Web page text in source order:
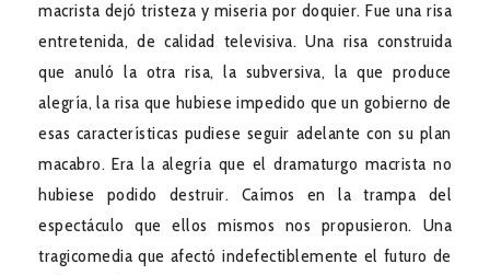
macrista dejó tristeza y miseria por doquier. Fue una risa
entretenida, de calidad televisiva. Una risa construida
que anuló la otra risa, la subversiva, la que produce
alegría, la risa que hubiese impedido que un gobierno de
esas características pudiese seguir adelante con su plan
macabro. Era la alegría que el dramaturgo macrista no
hubiese podido destruir. Caímos en la trampa del
espectáculo que ellos mismos nos propusieron. Una
tragicomedia que afectó indefectiblemente el futuro de